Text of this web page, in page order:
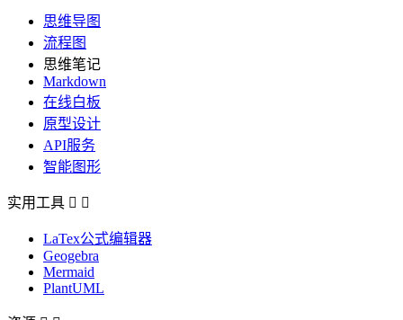
思维导图
流程图
思维笔记
Markdown
在线白板
原型设计
API服务
智能图形
实用工具  
LaTex公式编辑器
Geogebra
Mermaid
PlantUML